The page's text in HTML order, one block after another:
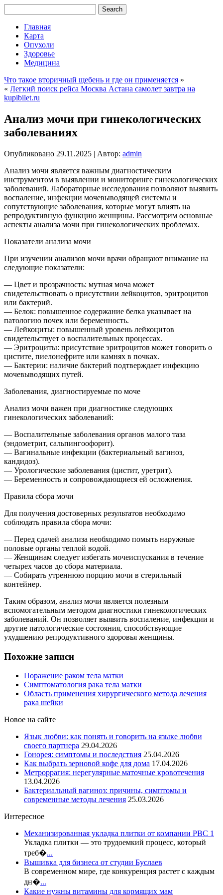
Главная
Карта
Опухоли
Здоровье
Медицина
Что такое вторичный щебень и где он применяется »
« Легкий поиск рейса Москва Астана самолет завтра на
kupibilet.ru
Анализ мочи при гинекологических
заболеваниях
Опубликовано 29.11.2025 | Автор: admin
Анализ мочи является важным диагностическим
инструментом в выявлении и мониторинге гинекологических
заболеваний. Лабораторные исследования позволяют выявить
воспаление, инфекции мочевыводящей системы и
сопутствующие заболевания, которые могут влиять на
репродуктивную функцию женщины. Рассмотрим основные
аспекты анализа мочи при гинекологических проблемах.
Показатели анализа мочи
При изучении анализов мочи врачи обращают внимание на
следующие показатели:
— Цвет и прозрачность: мутная моча может
свидетельствовать о присутствии лейкоцитов, эритроцитов
или бактерий.
— Белок: повышенное содержание белка указывает на
патологию почек или беременность.
— Лейкоциты: повышенный уровень лейкоцитов
свидетельствует о воспалительных процессах.
— Эритроциты: присутствие эритроцитов может говорить о
цистите, пиелонефрите или камнях в почках.
— Бактерии: наличие бактерий подтверждает инфекцию
мочевыводящих путей.
Заболевания, диагностируемые по моче
Анализ мочи важен при диагностике следующих
гинекологических заболеваний:
— Воспалительные заболевания органов малого таза
(эндометрит, сальпингоофорит).
— Вагинальные инфекции (бактериальный вагиноз,
кандидоз).
— Урологические заболевания (цистит, уретрит).
— Беременность и сопровождающиеся ей осложнения.
Правила сбора мочи
Для получения достоверных результатов необходимо
соблюдать правила сбора мочи:
— Перед сдачей анализа необходимо помыть наружные
половые органы теплой водой.
— Женщинам следует избегать мочеиспускания в течение
четырех часов до сбора материала.
— Собирать утреннюю порцию мочи в стерильный
контейнер.
Таким образом, анализ мочи является полезным
вспомогательным методом диагностики гинекологических
заболеваний. Он позволяет выявить воспаление, инфекции и
другие патологические состояния, способствующие
ухудшению репродуктивного здоровья женщины.
Похожие записи
Поражение раком тела матки
Симптоматология рака тела матки
Область применения хирургического метода лечения
рака шейки
Новое на сайте
Язык любви: как понять и говорить на языке любви
своего партнера 29.04.2026
Гонорея: симптомы и последствия 25.04.2026
Как выбрать зерновой кофе для дома 17.04.2026
Метроррагия: нерегулярные маточные кровотечения
13.04.2026
Бактериальный вагиноз: причины, симптомы и
современные методы лечения 25.03.2026
Интересное
Механизированная укладка плитки от компании РВС 1
Укладка плитки — это трудоемкий процесс, который
треб�...
Вышивка для бизнеса от студии Буслаев
В современном мире, где конкуренция растет с каждым
дн�...
Какие нужны витамины для кормящих мам